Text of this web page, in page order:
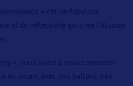
» est un fabuleux
et de réflectivité qui crée l’illusion
», vous invite à vous connecter
en jouant avec des ballons très